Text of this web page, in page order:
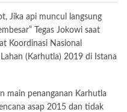
Jika api muncul langsung
Tegas Jokowi saat
Koordinasi Nasional
(Karhutla) 2019 di Istana
main penanganan Karhutla
asap 2015 dan tidak